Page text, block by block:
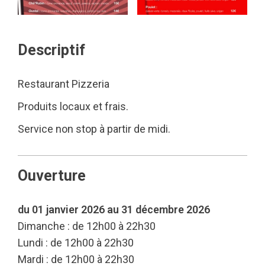
Descriptif
Restaurant Pizzeria
Produits locaux et frais.
Service non stop à partir de midi.
Ouverture
du 01 janvier 2026 au 31 décembre 2026
Dimanche : de 12h00 à 22h30
Lundi : de 12h00 à 22h30
Mardi : de 12h00 à 22h30